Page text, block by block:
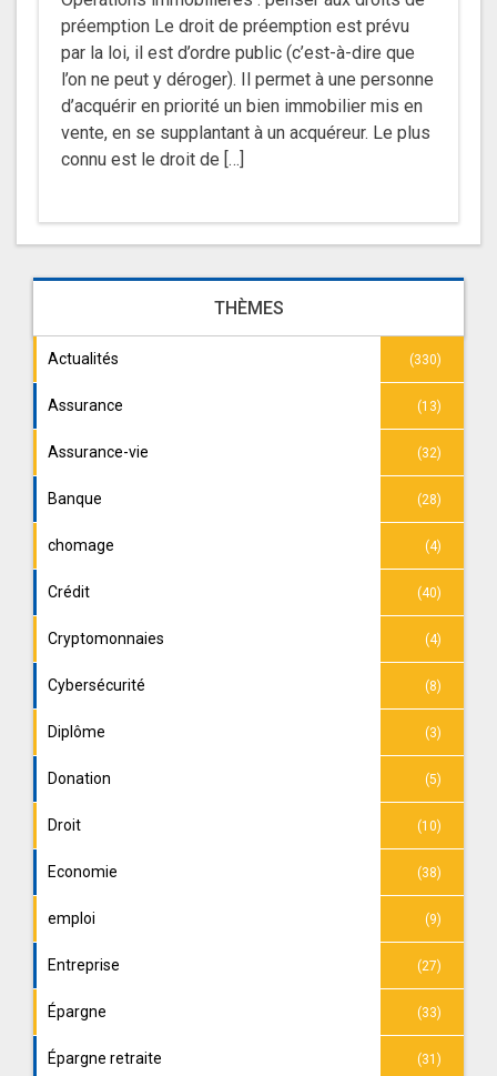
préemption Le droit de préemption est prévu
par la loi, il est d’ordre public (c’est-à-dire que
l’on ne peut y déroger). Il permet à une personne
d’acquérir en priorité un bien immobilier mis en
vente, en se supplantant à un acquéreur. Le plus
connu est le droit de […]
THÈMES
Actualités (330)
Assurance (13)
Assurance-vie (32)
Banque (28)
chomage (4)
Crédit (40)
Cryptomonnaies (4)
Cybersécurité (8)
Diplôme (3)
Donation (5)
Droit (10)
Economie (38)
emploi (9)
Entreprise (27)
Épargne (33)
Épargne retraite (31)